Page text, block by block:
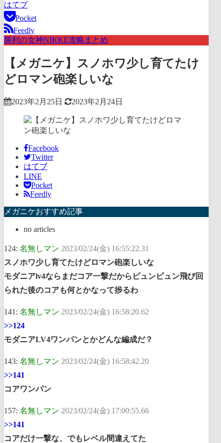
はてブ
Pocket
Feedly
勝利の女神NIKKE攻略まとめ
【メガニケ】スノホワ少し育てたけ
どロマン砲楽しいな
2023年2月25日 2023年2月24日
Facebook
Twitter
はてブ
LINE
Pocket
Feedly
メガニケおすすめ記事
no articles
124: 名無しマン 2023/02/24(金) 16:55:22.31
スノホワ少し育てたけどロマン砲楽しいな
モダニアlv4ならまだコア一撃だからピュンピュン飛び回
られた後のコアも何とかなって捗るわ
141: 名無しマン 2023/02/24(金) 16:58:20.62
>>124
モダニアLV4ワンパンとかどんな編成だ？
143: 名無しマン 2023/02/24(金) 16:58:42.20
>>141
コアワンパン
157: 名無しマン 2023/02/24(金) 17:00:55.66
>>141
コアだけ一撃な、でもレベル間違えてた